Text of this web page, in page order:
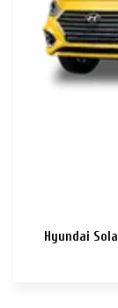
Hyundai